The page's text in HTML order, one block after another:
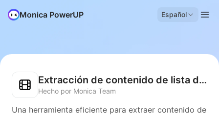
Monica PowerUP Español
Extracción de contenido de lista de videos
Hecho por Monica Team
Una herramienta eficiente para extraer contenido de